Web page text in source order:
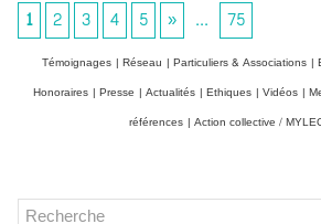
1
2 3 4 5 » ... 75
Témoignages | Réseau | Particuliers & Associations |
Honoraires | Presse | Actualités | Ethiques | Vidéos |
références | Action collective /
Chlordécone : un non-lieu confirmé, la
vers la Cour de cassation